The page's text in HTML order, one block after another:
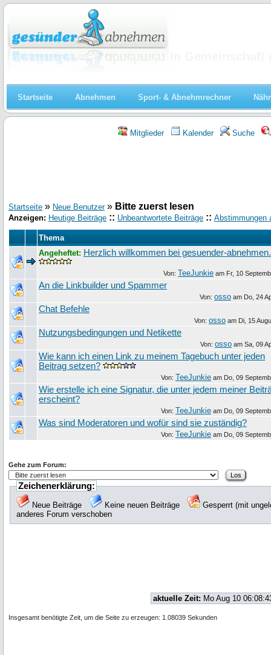
Startseite Abnehmen Sport- & Abnehmrechner
Mitglieder Kalender Suche
Startseite » Neue Benutzer» Bitte zuerst lesen
Anzeigen: Heutige Beiträge :: Unbeantwortete Beiträge :: Abstimmungen
Thema
Angeheftet: Herzlich willkommen bei gesuender-
Von: TeeJunkie am Fr, 10
An die Linkbuilder und Spammer
Von: osso am Do, 24
Chat Befehle
Von: osso am Di, 15
Nutzungsbedingungen und Netikette
Von: osso am Sa, 09
Wie kann ich einen Link zu meinem Tagebuch unter jeden
Beitrag setzen?
Von: TeeJunkie am Do, 09
Wie erstelle ich eine Signatur, die unter jedem meiner
erscheint?
Von: TeeJunkie am Do, 09
Was sind Moderatoren und wofür sind sie zuständig?
Von: TeeJunkie am Do, 09
Gehe zum Forum:
Zeichenerklärung:
Neue Beiträge Keine neuen Beiträge
Gesperrt (mit
anderes Forum verschoben
aktuelle Zeit: Mo Aug 10
Insgesamt benötigte Zeit, um die Seite zu erzeugen: 1.08039 Sekunden